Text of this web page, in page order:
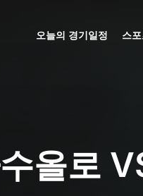
오늘의 경기일정 스
올로